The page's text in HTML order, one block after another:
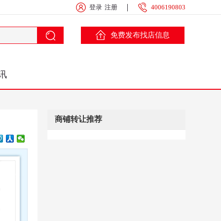
登录 注册 4006190803
免费发布找店信息
商铺转让推荐